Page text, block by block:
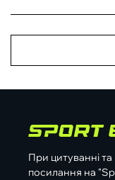
При цитуванні та
посилання на